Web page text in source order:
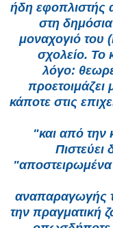
ήδη εφοπλιστής
στη δημόσια
μοναχογιό του
σχολείο. Το
λόγο:
προετοιμάζει
κάποτε στις
"και από την
Πιστεύει
αναπαραγωγής
την πραγματική